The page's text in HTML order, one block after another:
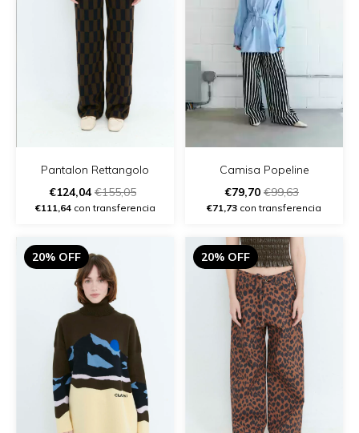
Pantalon Rettangolo
€124,04€155,05
€111,64con transferencia
Camisa Popeline
€79,70 €99,63
€71,73 con transferencia
20% OFF 20% OFF